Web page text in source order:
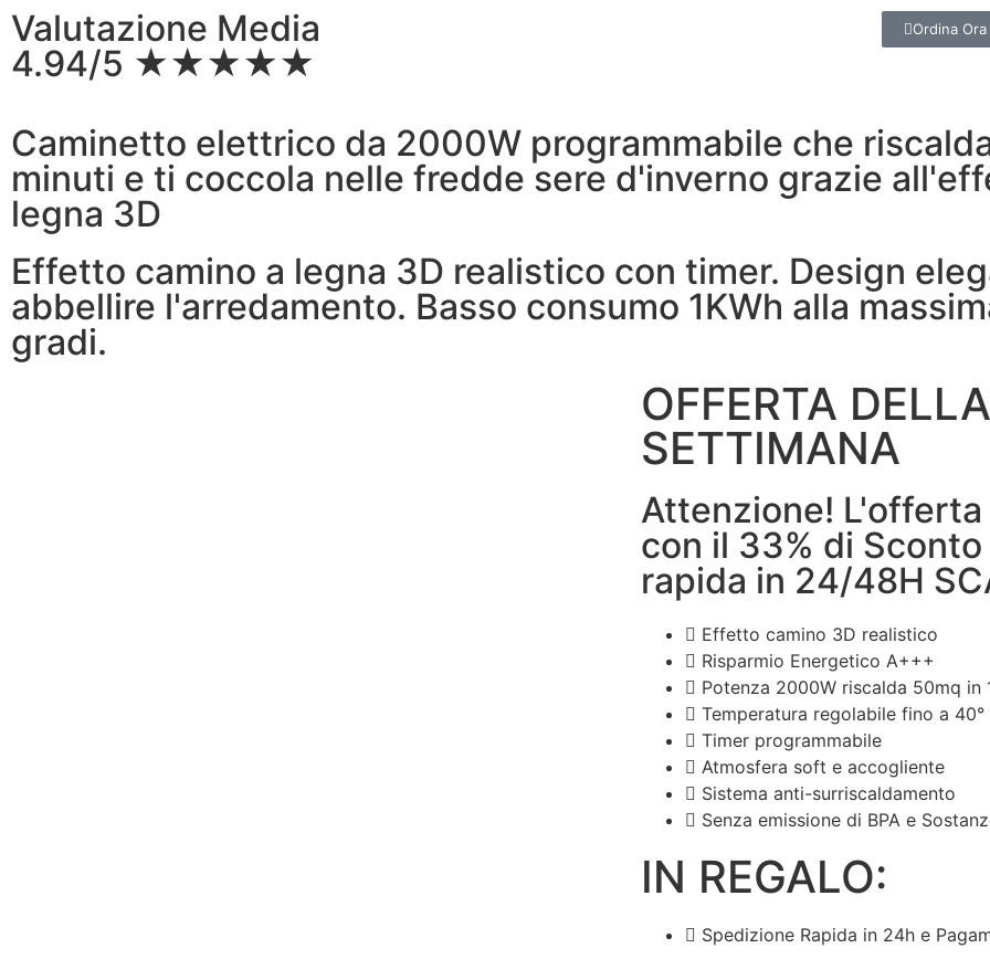
Valutazione Media
4.94/5 ★★★★★
Ordina Ora
Caminetto elettrico da 2000W programmabile che
minuti e ti coccola nelle fredde sere d'inverno grazie
legna 3D
Effetto camino a legna 3D realistico con timer. Design
abbellire l'arredamento. Basso consumo 1KWh alla
gradi.
OFFERTA DELLA
SETTIMANA
Attenzione!
con il 33% di
rapida in 24/48H
Effetto camino 3D realistico
Risparmio Energetico A+++
Potenza 2000W riscalda 50mq in
Temperatura regolabile fino a 40°
Timer programmabile
Atmosfera soft e accogliente
Sistema anti-surriscaldamento
Senza emissione di BPA e
IN REGALO:
Spedizione Rapida in 24h e